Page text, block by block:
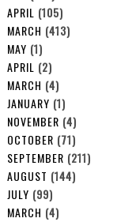
APRIL (105)
MARCH (413)
MAY (1)
APRIL (2)
MARCH (4)
JANUARY (1)
NOVEMBER (4)
OCTOBER (71)
SEPTEMBER (211)
AUGUST (144)
JULY (99)
MARCH (4)